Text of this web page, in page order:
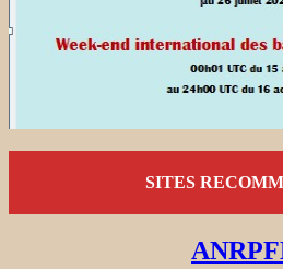
SITES